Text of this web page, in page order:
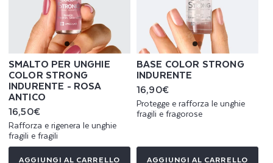
SMALTO PER UNGHIE
COLOR STRONG
INDURENTE - ROSA
ANTICO
Prezzo
di
listino
16,50€
Rafforza e rigenera le unghie
fragili e fragili
AGGIUNGI AL CARRELLO
BASE COLOR STRONG
INDURENTE
Prezzo
di
listino
16,90€
Protegge e rafforza le unghie
fragili e fragorose
AGGIUNGI AL CARRELLO